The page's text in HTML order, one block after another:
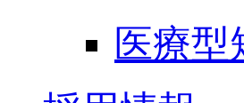
医療型